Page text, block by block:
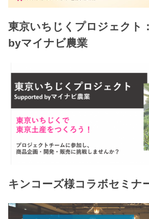
東京いちじくプロジェクト
byマイナビ農業
キンコーズ様コラボセミナ